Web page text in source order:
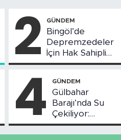
2 GÜNDEM
Bingöl’de
Depremzedeler
İçin Hak Sahipliği
Askı Süreci
4 GÜNDEM
Gülbahar
Barajı’nda Su
Çekiliyor:
Piknikçi Sayısı
Azaldı